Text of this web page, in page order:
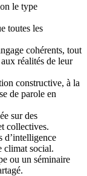
le type
toutes les
cohérents, tout
réalités de leur
constructive, à la
de parole en
sur des
collectives.
d’intelligence
climat social.
ou un séminaire